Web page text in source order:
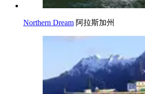
Northern Dream 阿拉斯加州